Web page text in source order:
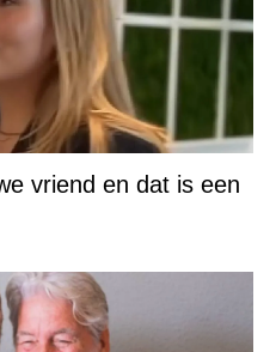
vriend en dat is een